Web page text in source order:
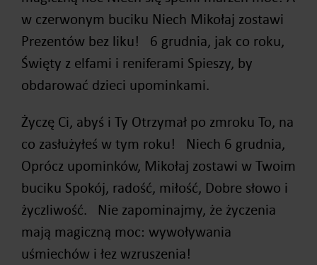
w czerwonym buciku Niech Mikołaj zostawi
Prezentów bez liku! 6 grudnia, jak co roku,
Święty z elfami i reniferami Spieszy, by
obdarować dzieci upominkami.
Życzę Ci, abyś i Ty Otrzymał po zmroku To, na
co zasłużyłeś w tym roku! Niech 6 grudnia,
Oprócz upominków, Mikołaj zostawi w Twoim
buciku Spokój, radość, miłość, Dobre słowo i
życzliwość. Nie zapominajmy, że życzenia
mają magiczną moc: wywoływania
uśmiechów i łez wzruszenia!